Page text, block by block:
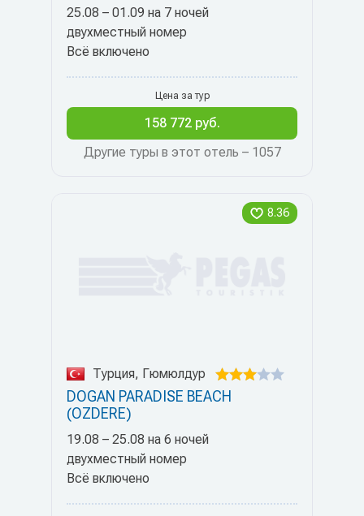
25.08 – 01.09 на 7 ночей
двухместный номер
Всё включено
Другие туры в этот отель – 1057
Цена за тур
158 772 руб.
8.36
Турция, Гюмюлдур
DOGAN PARADISE BEACH
(OZDERE)
19.08 – 25.08 на 6 ночей
двухместный номер
Всё включено